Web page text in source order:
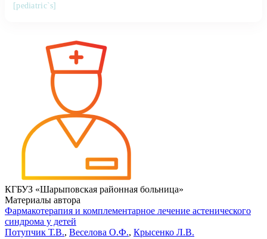
[pediatric`s]
КГБУЗ «Шарыповская районная больница»
Материалы автора
Фармакотерапия и комплементарное лечение астенического
синдрома у детей
Потупчик Т.В., Веселова О.Ф., Крысенко Л.В.